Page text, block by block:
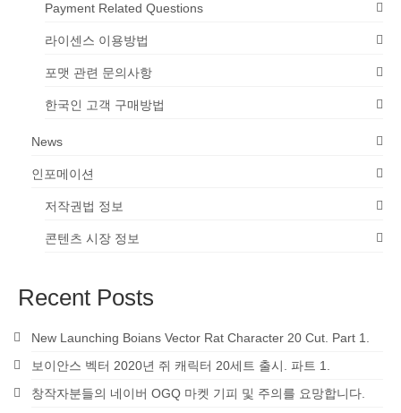
Payment Related Questions
라이센스 이용방법
포맷 관련 문의사항
한국인 고객 구매방법
News
인포메이션
저작권법 정보
콘텐츠 시장 정보
Recent Posts
New Launching Boians Vector Rat Character 20 Cut. Part 1.
보이안스 벡터 2020년 쥐 캐릭터 20세트 출시. 파트 1.
창작자분들의 네이버 OGQ 마켓 기피 및 주의를 요망합니다.